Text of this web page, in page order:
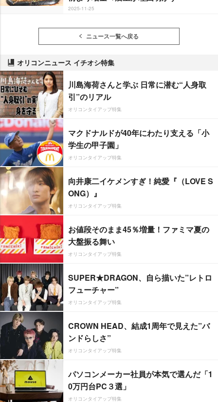
2025-11-25
ニュース一覧へ戻る
オリコンニュース イチオシ特集
川島海荷さんと学ぶ 日常に潜む“人身取
引”のリアル
オリコンタイアップ特集
マクドナルドが40年にわたり支える「小
学生の甲子園」
オリコンタイアップ特集
向井康二イケメンすぎ！純愛『（LOVE S
ONG）』
オリコンタイアップ特集
お値段そのまま45％増量！ファミマ夏の
大盤振る舞い
オリコンタイアップ特集
SUPER★DRAGON、自ら描いた”レトロ
フューチャー”
オリコンタイアップ特集
CROWN HEAD、結成1周年で見えた”バ
ンドらしさ”
オリコンタイアップ特集
パソコンメーカー社員が本気で選んだ「1
0万円台PC３選」
オリコンタイアップ特集